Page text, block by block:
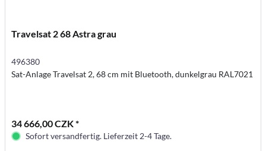
Travelsat 2 68 Astra grau
496380
Sat-Anlage Travelsat 2, 68 cm mit Bluetooth, dunkelgrau RAL7021
34 666,00 CZK *
Sofort versandfertig. Lieferzeit 2-4 Tage.